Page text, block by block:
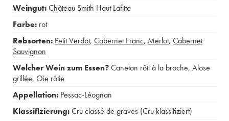
Weingut:Château Smith Haut Lafitte
Farbe: rot
Rebsorten: Petit Verdot, Cabernet Franc, Merlot, Cabernet
Sauvignon
Welcher Wein zum Essen?Caneton rôti à la broche, Alose
grillée, Oie rôtie
Appellation: Pessac-Léognan
Klassifizierung:Cru classé de graves (Cru klassifiziert)